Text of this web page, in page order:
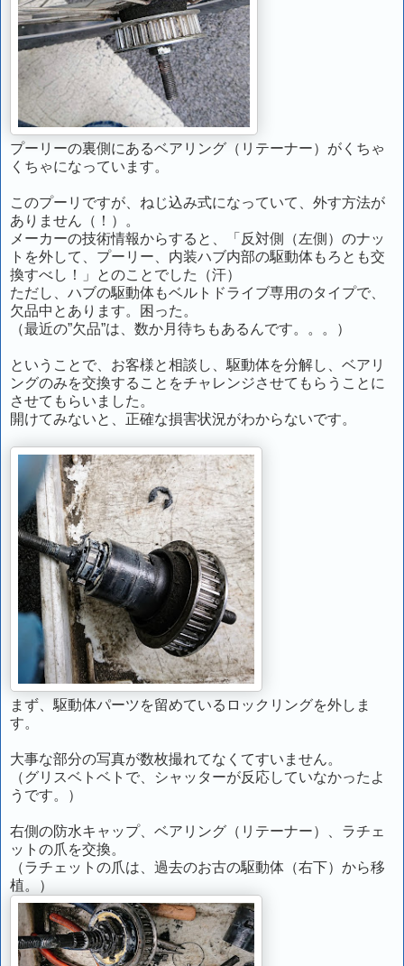
プーリーの裏側にあるベアリング（リテーナー）がくちゃ
くちゃになっています。
このプーリですが、ねじ込み式になっていて、外す方法が
ありません（！）。
メーカーの技術情報からすると、「反対側（左側）のナッ
トを外して、プーリー、内装ハブ内部の駆動体もろとも交
換すべし！」とのことでした（汗）
ただし、ハブの駆動体もベルトドライブ専用のタイプで、
欠品中とあります。困った。
（最近の”欠品”は、数か月待ちもあるんです。。。）
ということで、お客様と相談し、駆動体を分解し、ベアリ
ングのみを交換することをチャレンジさせてもらうことに
させてもらいました。
開けてみないと、正確な損害状況がわからないです。
まず、駆動体パーツを留めているロックリングを外しま
す。
大事な部分の写真が数枚撮れてなくてすいません。
（グリスベトベトで、シャッターが反応していなかったよ
うです。）
右側の防水キャップ、ベアリング（リテーナー）、ラチェ
ットの爪を交換。
（ラチェットの爪は、過去のお古の駆動体（右下）から移
植。）